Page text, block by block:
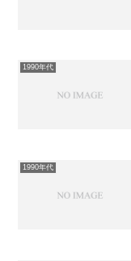
1990年代
1990年代